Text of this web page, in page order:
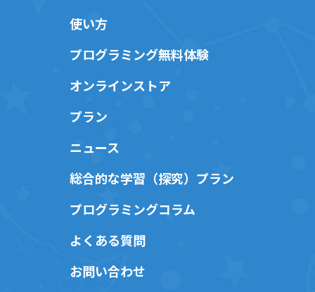
使い方
プログラミング無料体験
オンラインストア
プラン
ニュース
総合的な学習（探究）プラン
プログラミングコラム
よくある質問
お問い合わせ